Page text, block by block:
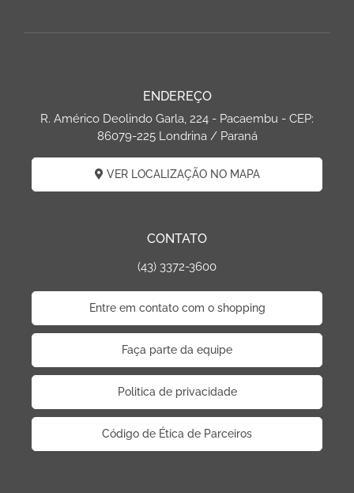
ENDEREÇO
R. Américo Deolindo Garla, 224 - Pacaembu - CEP:
86079-225 Londrina / Paraná
VER LOCALIZAÇÃO NO MAPA
CONTATO
(43) 3372-3600
Entre em contato com o shopping
Faça parte da equipe
Politica de privacidade
Código de Ética de Parceiros